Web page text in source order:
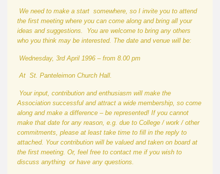
We need to make a start somewhere, so I invite you to attend
the first meeting where you can come along and bring all your
ideas and suggestions. You are welcome to bring any others
who you think may be interested. The date and venue will be:
Wednesday, 3rd April 1996 –from 8. 00 pm
At St. Panteleimon Church Hall.
Your input, contribution and enthusiasm will make the
Association successful and attract a wide membership, so come
along and make a difference –be represented! If you cannot
make that date for any reason, e.g. due to College / work / other
commitments, please at least take time to fill in the reply to
attached. Your contribution will be valued and taken on board at
the first meeting. Or, feel free to contact me if you wish to
discuss anything or have any questions.